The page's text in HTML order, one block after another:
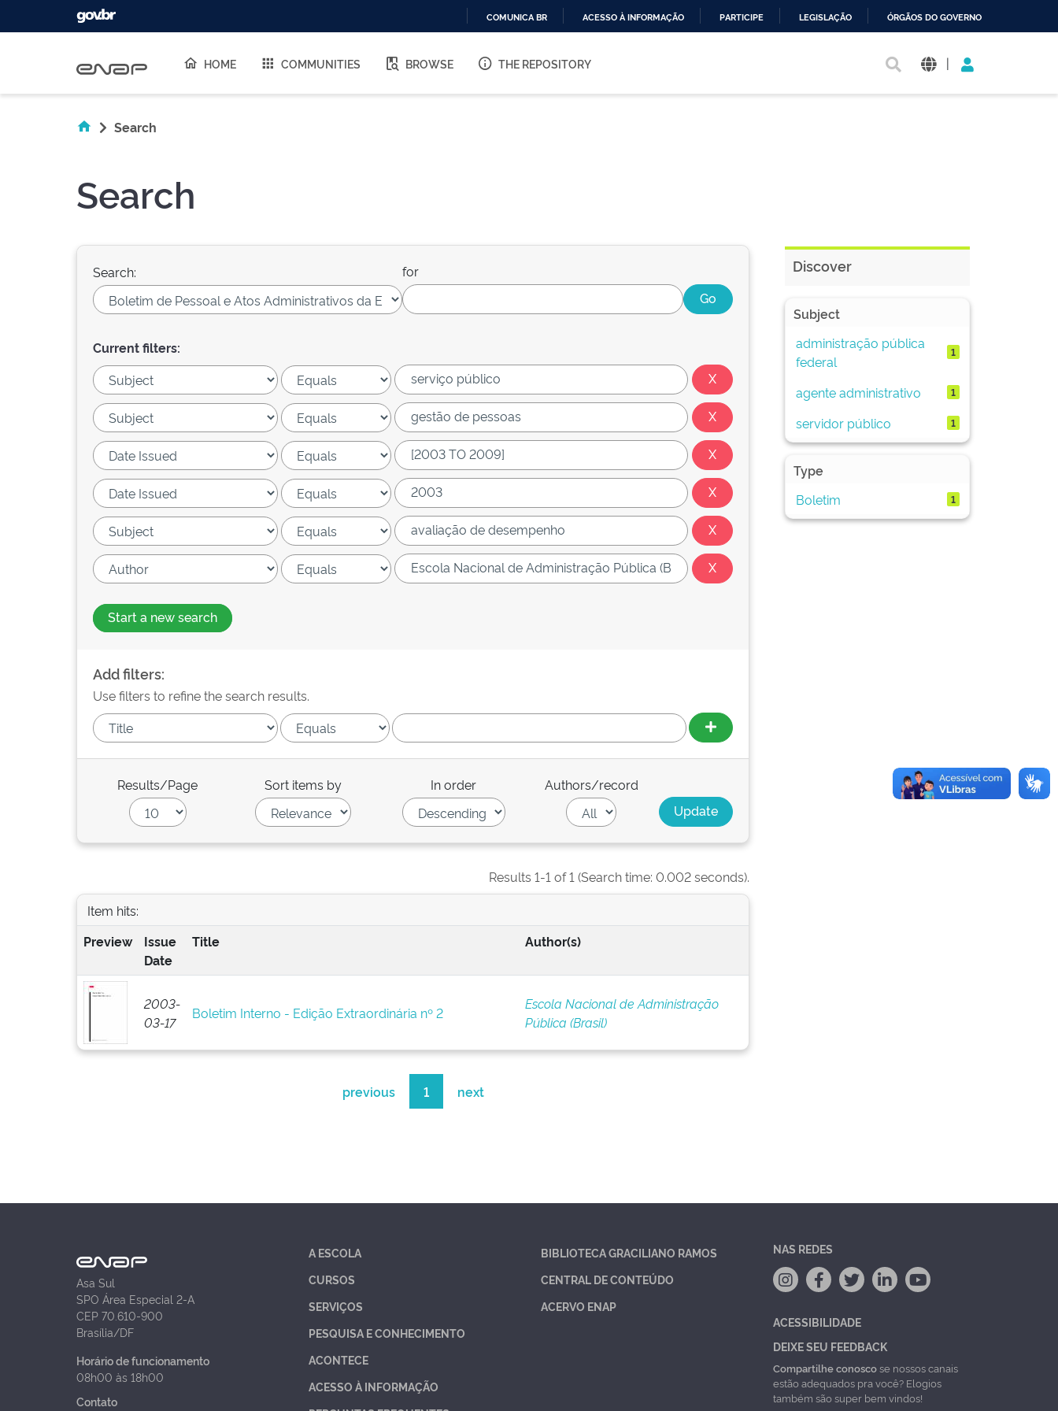
O
COMUNICA BR ACESSO À INFORMAÇÃO PARTICIPE LEGISLAÇÃO ÓRGÃOS DO GOVERNO
HOME COMMUNITIES BROWSE THE REPOSITORY |
Search
Search
Search: for
Current filters:
Start a new search
Add filters:
Use filters to refine the search results.
Results/Page Sort items by In order Authors/record
Results 1-1 of 1 (Search time: 0.002 seconds).
Item hits:
Preview
Issue
Date
Title Author(s)
2003-
03-17
Boletim Interno - Edição Extraordinária nº 2
Escola Nacional de Administração
Pública (Brasil)
previous 1 next
Discover
Subject
administração pública
federal
1
agente administrativo 1
servidor público 1
Type
Boletim
1
Asa Sul
SPO Área Especial 2-A
CEP 70.610-900
Brasília/DF
Horário de funcionamento
08h00 às 18h00
Contato
A ESCOLA
CURSOS
SERVIÇOS
PESQUISA E CONHECIMENTO
ACONTECE
ACESSO À INFORMAÇÃO
BIBLIOTECA GRACILIANO RAMOS
CENTRAL DE CONTEÚDO
ACERVO ENAP
NAS REDES
ACESSIBILIDADE
DEIXE SEU FEEDBACK
Compartilhe conoscose nossos canais
estão adequados pra você? Elogios
também são super bem vindos!